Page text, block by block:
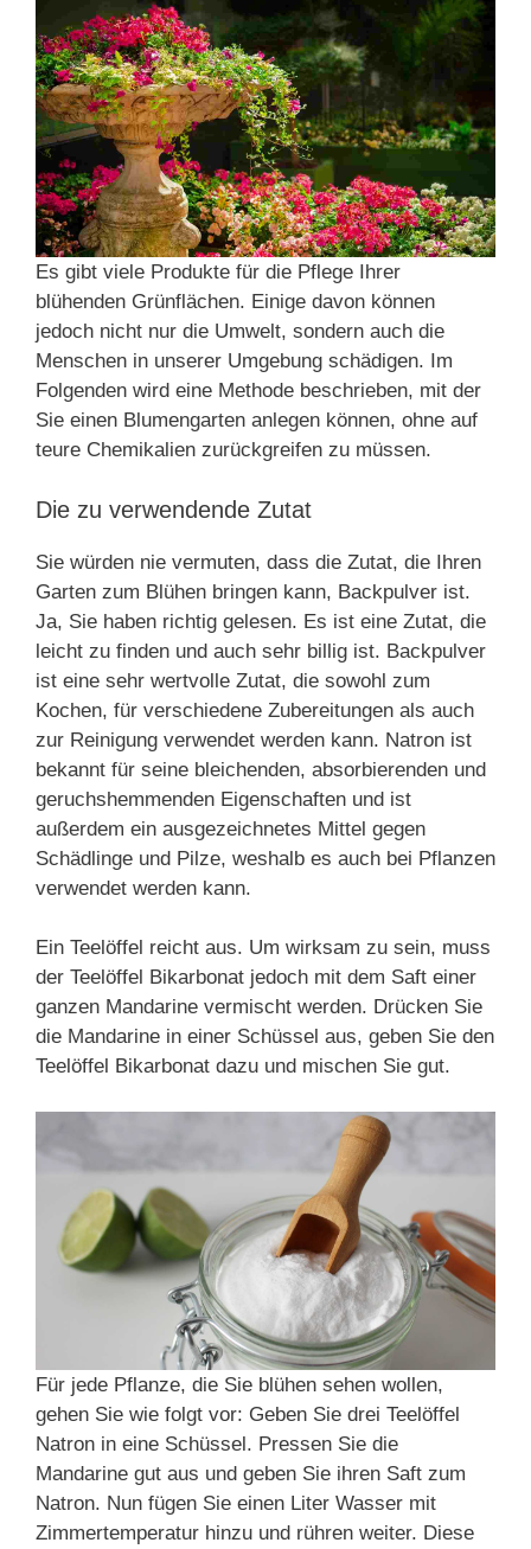
Es gibt viele Produkte für die Pflege Ihrer
blühenden Grünflächen. Einige davon können
jedoch nicht nur die Umwelt, sondern auch die
Menschen in unserer Umgebung schädigen. Im
Folgenden wird eine Methode beschrieben, mit der
Sie einen Blumengarten anlegen können, ohne auf
teure Chemikalien zurückgreifen zu müssen.
Die zu verwendende Zutat
Sie würden nie vermuten, dass die Zutat, die Ihren
Garten zum Blühen bringen kann, Backpulver ist.
Ja, Sie haben richtig gelesen. Es ist eine Zutat, die
leicht zu finden und auch sehr billig ist. Backpulver
ist eine sehr wertvolle Zutat, die sowohl zum
Kochen, für verschiedene Zubereitungen als auch
zur Reinigung verwendet werden kann. Natron ist
bekannt für seine bleichenden, absorbierenden und
geruchshemmenden Eigenschaften und ist
außerdem ein ausgezeichnetes Mittel gegen
Schädlinge und Pilze, weshalb es auch bei Pflanzen
verwendet werden kann.
Ein Teelöffel reicht aus. Um wirksam zu sein, muss
der Teelöffel Bikarbonat jedoch mit dem Saft einer
ganzen Mandarine vermischt werden. Drücken Sie
die Mandarine in einer Schüssel aus, geben Sie den
Teelöffel Bikarbonat dazu und mischen Sie gut.
Für jede Pflanze, die Sie blühen sehen wollen,
gehen Sie wie folgt vor: Geben Sie drei Teelöffel
Natron in eine Schüssel. Pressen Sie die
Mandarine gut aus und geben Sie ihren Saft zum
Natron. Nun fügen Sie einen Liter Wasser mit
Zimmertemperatur hinzu und rühren weiter. Diese